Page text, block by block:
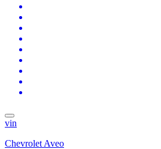
vin
Chevrolet Aveo